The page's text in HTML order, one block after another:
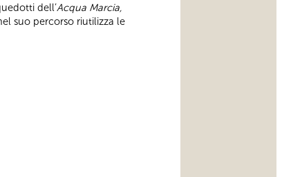
dell’Acqua Marcia,
suo percorso riutilizza le